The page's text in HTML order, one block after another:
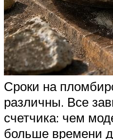
Сроки на
различны. Все
счетчика: чем
больше времени